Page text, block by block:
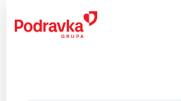
content